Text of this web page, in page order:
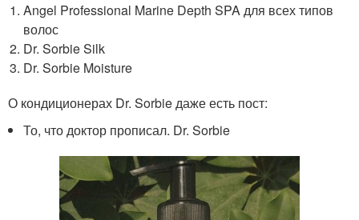
Angel Professional Marine Depth SPA для всех типов
волос
Dr. Sorbie Silk
Dr. Sorbie Moisture
О кондиционерах Dr. Sorbie даже есть пост:
То, что доктор прописал. Dr. Sorbie